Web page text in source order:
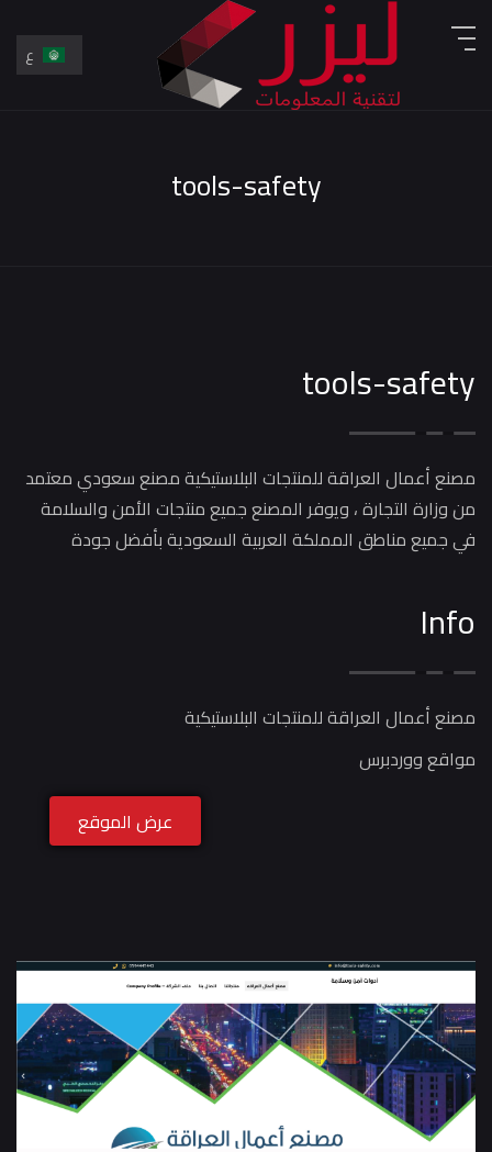
ع
En
tools-safety
tools-safety
مصنع أعمال العراقة للمنتجات البلاستيكية مصنع سعودي معتمد
من وزارة التجارة ، ويوفر المصنع جميع منتجات الأمن والسلامة
في جميع مناطق المملكة العربية السعودية بأفضل جودة
Info
مصنع أعمال العراقة للمنتجات البلاستيكية
مواقع ووردبرس
عرض الموقع